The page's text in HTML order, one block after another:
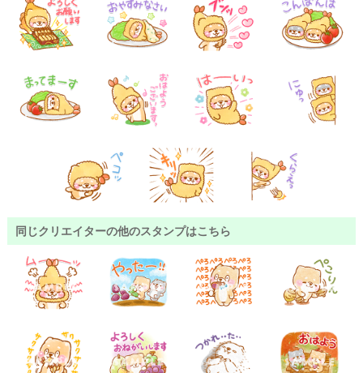
同じクリエイターの他のスタンプはこちら